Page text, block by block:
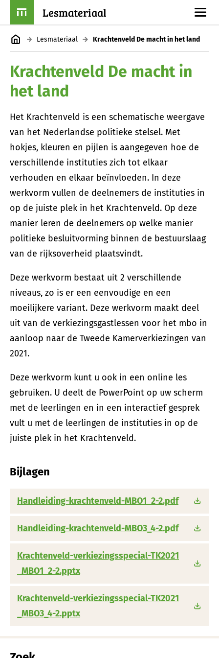
Lesmateriaal
Lesmateriaal Krachtenveld De macht in het land
Krachtenveld De macht in
het land
Het Krachtenveld is een schematische weergave
van het Nederlandse politieke stelsel. Met
hokjes, kleuren en pijlen is aangegeven hoe de
verschillende instituties zich tot elkaar
verhouden en elkaar beïnvloeden. In deze
werkvorm vullen de deelnemers de instituties in
op de juiste plek in het Krachtenveld. Op deze
manier leren de deelnemers op welke manier
politieke besluitvorming binnen de bestuurslaag
van de rijksoverheid plaatsvindt.
Deze werkvorm bestaat uit 2 verschillende
niveaus, zo is er een eenvoudige en een
moeilijkere variant. Deze werkvorm maakt deel
uit van de verkiezingsgastlessen voor het mbo in
aanloop naar de Tweede Kamerverkiezingen van
2021.
Deze werkvorm kunt u ook in een online les
gebruiken. U deelt de PowerPoint op uw scherm
met de leerlingen en in een interactief gesprek
vult u met de leerlingen de instituties in op de
juiste plek in het Krachtenveld.
Bijlagen
Handleiding-krachtenveld-MBO1_2-2.pdf
Handleiding-krachtenveld-MBO3_4-2.pdf
Krachtenveld-verkiezingsspecial-TK2021
_MBO1_2-2.pptx
Krachtenveld-verkiezingsspecial-TK2021
_MBO3_4-2.pptx